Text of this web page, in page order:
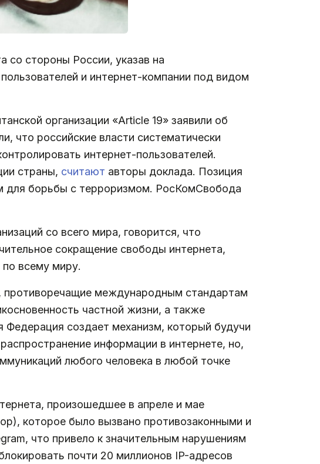
со стороны России, указав на
и интернет-компании под видом
организации «Article 19» заявили об
что российские власти систематически
интернет-пользователей.
страны, считают авторы доклада. Позиция
для борьбы с терроризмом. РосКомСвобода
со всего мира, говорится, что
сокращение свободы интернета,
по всему миру.
противоречащие международным стандартам
частной жизни, а также
Федерация создает механизм, который будучи
информации в интернете, но,
любого человека в любой точке
произошедшее в апреле и мае
которое было вызвано противозаконными и
что привело к значительным нарушениям
почти 20 миллионов IP-адресов